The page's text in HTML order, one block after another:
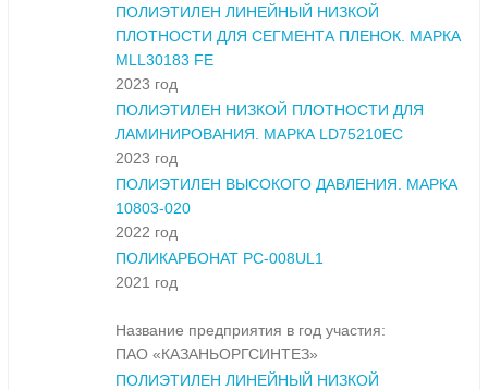
ПОЛИЭТИЛЕН ЛИНЕЙНЫЙ НИЗКОЙ
ПЛОТНОСТИ ДЛЯ СЕГМЕНТА ПЛЕНОК. МАРКА
MLL30183 FE
2023 год
ПОЛИЭТИЛЕН НИЗКОЙ ПЛОТНОСТИ ДЛЯ
ЛАМИНИРОВАНИЯ. МАРКА LD75210EC
2023 год
ПОЛИЭТИЛЕН ВЫСОКОГО ДАВЛЕНИЯ. МАРКА
10803-020
2022 год
ПОЛИКАРБОНАТ PC-008UL1
2021 год
Название предприятия в год участия:
ПАО «КАЗАНЬОРГСИНТЕЗ»
ПОЛИЭТИЛЕН ЛИНЕЙНЫЙ НИЗКОЙ